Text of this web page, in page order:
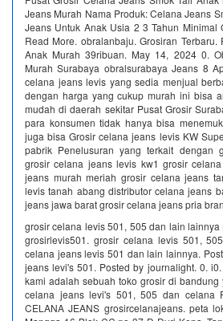
Jeans Murah Nama Produk: Celana Jeans
Jeans Untuk Anak Usia 2 3 Tahun
Read More. obralanbaju. Grosiran Terbaru.
Anak Murah 39ribuan. May 14, 2024 0.
Murah Surabaya obralsurabaya Jeans 8
celana jeans levis yang sedia menjual
dengan harga yang cukup murah ini bisa
mudah di daerah sekitar Pusat Grosir
para konsumen tidak hanya bisa
juga bisa Grosir celana jeans levis KW
pabrik‎ Penelusuran yang terkait dengan
grosir celana jeans levis kw1 grosir
jeans murah meriah grosir celana jeans
levis tanah abang distributor celana jeans
jeans jawa barat grosir celana jeans pria
grosir celana levis 501, 505 dan lain
grosirlevis501. grosir celana levis 501,
celana jeans levis 501 dan lain lainnya.
jeans levi's 501. Posted by journalight. 0.
kami adalah sebuah toko grosir di
celana jeans levi's 501, 505 dan celana
CELANA JEANS grosircelanajeans. peta